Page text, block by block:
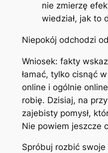
nie zmierzę
wiedział, jak to
Niepokój odchodzi
Wniosek: fakty
łamać, tylko cisnąć
online i ogólnie
robię. Dzisiaj, na
zajebisty pomysł,
Nie powiem jeszcze
Spróbuj rozbić